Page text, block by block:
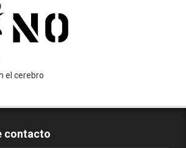
el cerebro
contacto